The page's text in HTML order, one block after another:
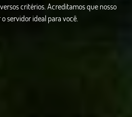
critérios. Acreditamos que nosso
servidor ideal para você.